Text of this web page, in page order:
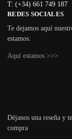
T: (+34) 661 749 187
REDES SOCIALES
Te dejamos aquí
estamos:
Aquí estamos >>>
Déjanos una reseña y
compra